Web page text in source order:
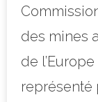
des mines
de
représenté